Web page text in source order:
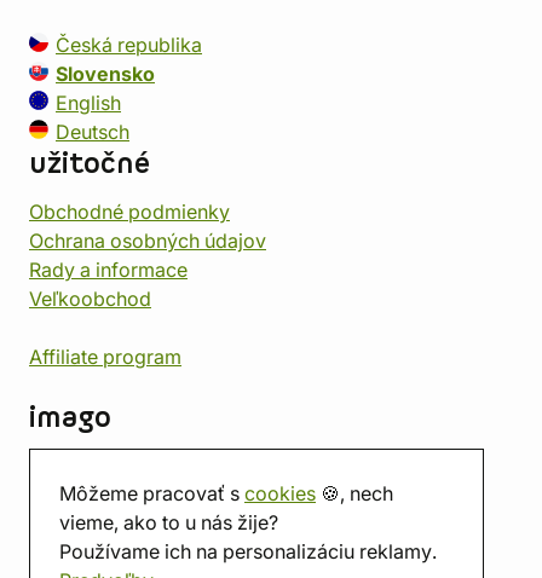
Môžeme pracovať s cookies 🍪, nech
vieme, ako to u nás žije?
Používame ich na personalizáciu reklamy.
Česká republika
Slovensko
English
Deutsch
užitočné
Obchodné podmienky
Ochrana osobných údajov
Rady a informace
Veľkoobchod
Affiliate program
imago
Predajňa
Herňa
O nás